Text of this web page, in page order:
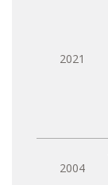
2021
2004